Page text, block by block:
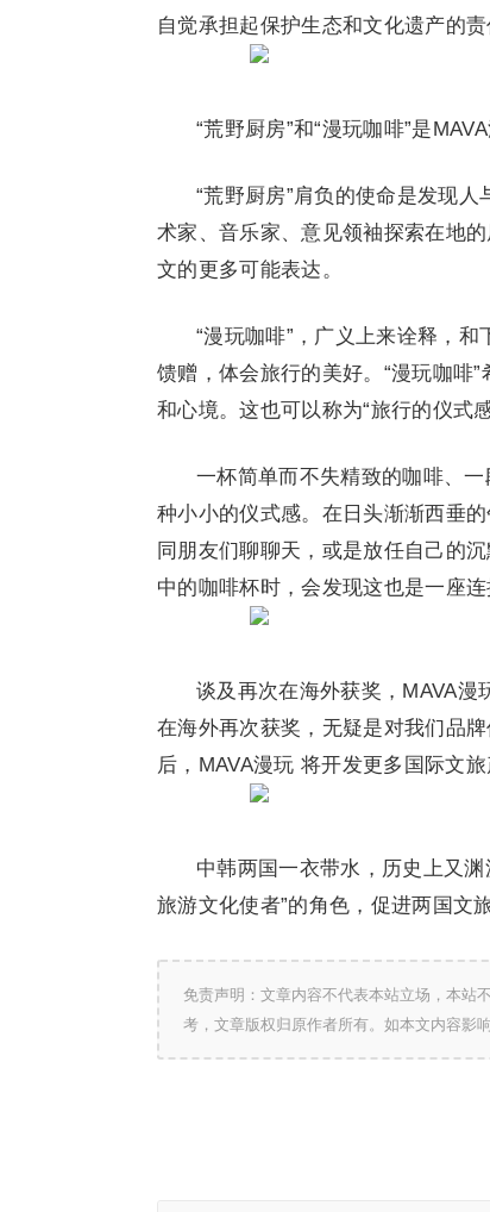
自觉承担起保护生态和文化遗产的责
“荒野厨房”和“漫玩咖啡”是
“荒野厨房”肩负的使命是发现
术家、音乐家、意见领袖探索在地
文的更多可能表达。
“漫玩咖啡”，广义上来诠释，
馈赠，体会旅行的美好。“漫玩咖啡
和心境。这也可以称为“旅行的仪式感
一杯简单而不失精致的咖啡、
种小小的仪式感。在日头渐渐西垂
同朋友们聊聊天，或是放任自己的
中的咖啡杯时，会发现这也是一座连
谈及再次在海外获奖，MAVA漫
在海外再次获奖，无疑是对我们品
后，MAVA漫玩 将开发更多国际文
中韩两国一衣带水，历史上又
旅游文化使者”的角色，促进两国文
免责声明：文章内容不代表本站立场，本站
考，文章版权归原作者所有。如本文内容影